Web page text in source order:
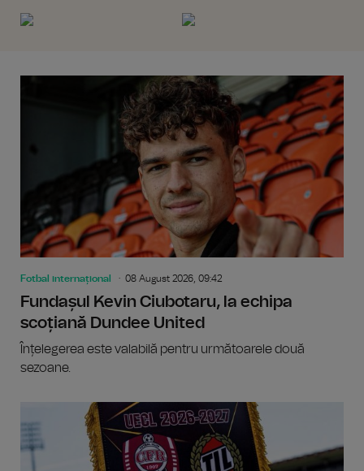
Fotbal internațional 08 August 2026, 09:42
Fundașul Kevin Ciubotaru, la echipa
scoțiană Dundee United
Înțelegerea este valabilă pentru următoarele două
sezoane.